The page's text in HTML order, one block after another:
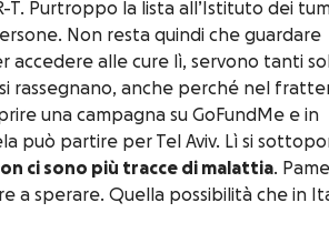
T. Purtroppo la lista all’Istituto dei
Non resta quindi che guardare
accedere alle cure lì, servono tanti
rassegnano, anche perché nel
una campagna su GoFundMe e in
può partire per Tel Aviv. Lì si
ci sono più tracce di malattia.
a sperare. Quella possibilità che in